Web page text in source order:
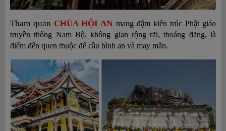
Tham quan CHÙA HỘI AN mang đậm kiến trúc Phật giáo
truyền thống Nam Bộ, không gian rộng rãi, thoáng đãng, là
điểm đến quen thuộc để cầu bình an và may mắn.